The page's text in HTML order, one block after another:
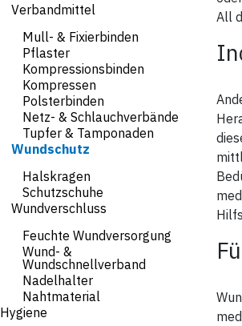
Verbandmittel
Mull- & Fixierbinden
Pflaster
Kompressionsbinden
Kompressen
Polsterbinden
Netz- & Schlauchverbände
Tupfer & Tamponaden
Wundschutz
Halskragen
Schutzschuhe
Wundverschluss
Feuchte Wundversorgung
Wund- &
Wundschnellverband
Nadelhalter
Nahtmaterial
Hygiene
All